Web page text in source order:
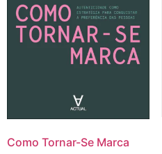
Como Tornar-Se Marca